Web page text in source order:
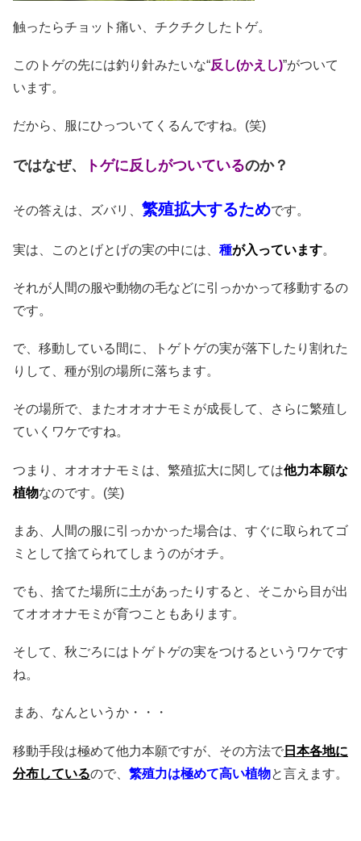
触ったらチョット痛い、チクチクしたトゲ。
このトゲの先には釣り針みたいな“反し(かえし)”がついて
います。
だから、服にひっついてくるんですね。(笑)
ではなぜ、 トゲに反しがついているのか？
その答えは、ズバリ、 繁殖拡大するためです。
実は、このとげとげの実の中には、 種が入っています。
それが人間の服や動物の毛などに引っかかって移動するの
です。
で、移動している間に、トゲトゲの実が落下したり割れた
りして、種が別の場所に落ちます。
その場所で、またオオオナモミが成長して、さらに繁殖し
ていくワケですね。
つまり、オオオナモミは、繁殖拡大に関しては他力本願な
植物なのです。(笑)
まあ、人間の服に引っかかった場合は、すぐに取られてゴ
ミとして捨てられてしまうのがオチ。
でも、捨てた場所に土があったりすると、そこから目が出
てオオオナモミが育つこともあります。
そして、秋ごろにはトゲトゲの実をつけるというワケです
ね。
まあ、なんというか・・・
移動手段は極めて他力本願ですが、その方法で 日本各地に
分布しているので、 繁殖力は極めて高い植物と言えます。